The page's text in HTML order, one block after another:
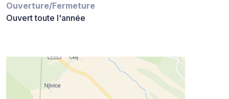
Ouverture/Fermeture
Ouvert toute l'année